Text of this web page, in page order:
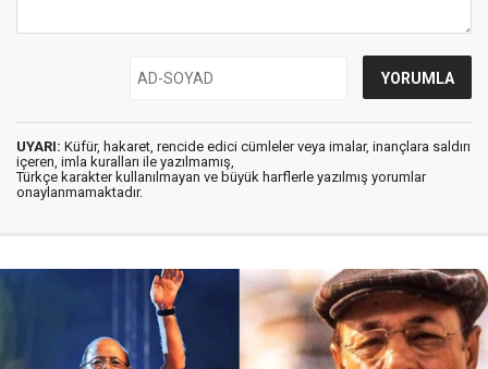
UYARI: Küfür, hakaret, rencide edici cümleler veya imalar, inançlara saldırı
içeren, imla kuralları ile yazılmamış,
Türkçe karakter kullanılmayan ve büyük harflerle yazılmış yorumlar
onaylanmamaktadır.